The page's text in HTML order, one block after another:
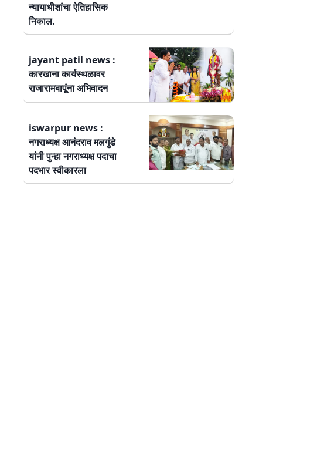
न्यायाधीशांचा ऐतिहासिक
निकाल.
jayant patil news :
कारखाना कार्यस्थळावर
राजारामबापूंना अभिवादन
iswarpur news :
नगराध्यक्ष आनंदराव मलगुंडे
यांनी पुन्हा नगराध्यक्ष पदाचा
पदभार स्वीकारला